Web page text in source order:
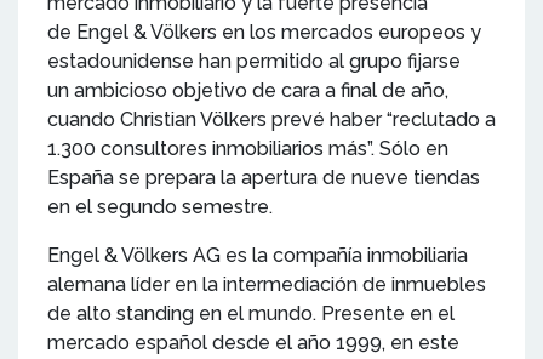
de Engel & Völkers en los mercados europeos y
estadounidense han permitido al grupo fijarse
un ambicioso objetivo de cara a final de año,
cuando Christian Völkers prevé haber “reclutado a
1.300 consultores inmobiliarios más”. Sólo en
España se prepara la apertura de nueve tiendas
en el segundo semestre.
Engel & Völkers AG es la compañía inmobiliaria
alemana líder en la intermediación de inmuebles
de alto standing en el mundo. Presente en el
mercado español desde el año 1999, en este